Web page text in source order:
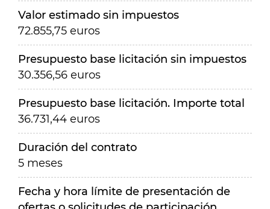
Valor estimado sin impuestos
72.855,75 euros
Presupuesto base licitación sin impuestos
30.356,56 euros
Presupuesto base licitación. Importe total
36.731,44 euros
Duración del contrato
5 meses
Fecha y hora límite de presentación de